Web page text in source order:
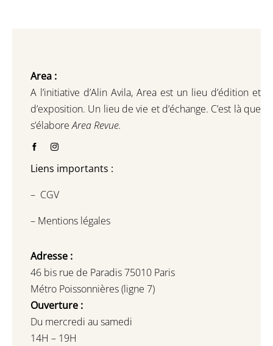
Area :
A l’initiative d’Alin Avila, Area est un lieu d’édition et
d’exposition. Un lieu de vie et d’échange. C’est là que
s’élaboreArea Revue.
Liens importants :
– CGV
– Mentions légales
Adresse :
46 bis rue de Paradis 75010 Paris
Métro Poissonnières (ligne 7)
Ouverture :
Du mercredi au samedi
14H – 19H